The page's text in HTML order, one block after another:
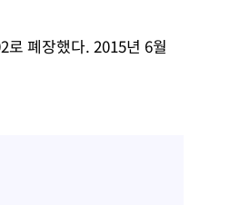
폐장했다. 2015년 6월